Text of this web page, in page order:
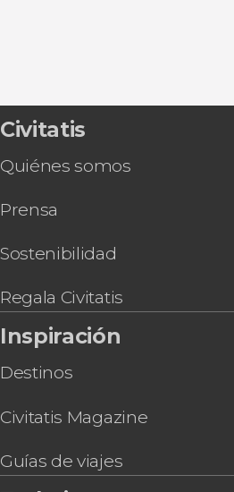
Civitatis
Quiénes somos
Prensa
Sostenibilidad
Regala Civitatis
Inspiración
Destinos
Civitatis Magazine
Guías de viajes